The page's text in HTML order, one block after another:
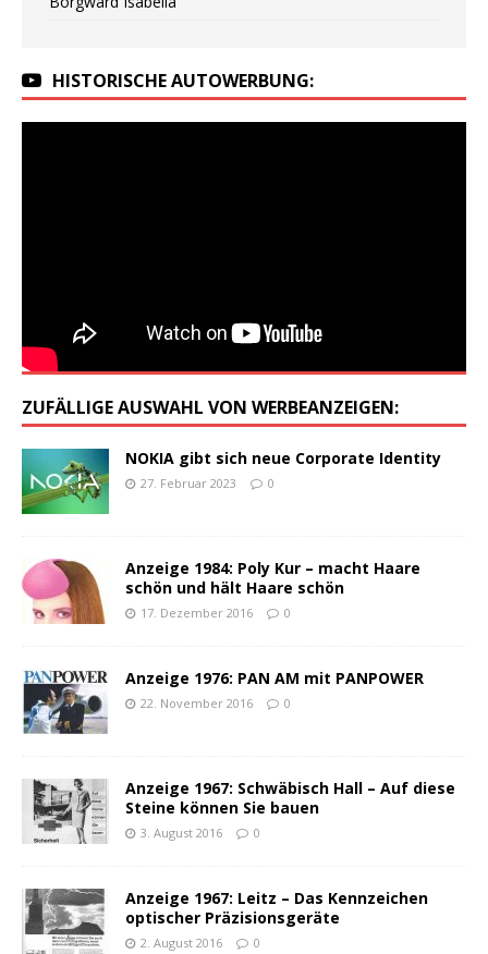
HISTORISCHE AUTOWERBUNG:
ZUFÄLLIGE AUSWAHL VON WERBEANZEIGEN:
NOKIA gibt sich neue Corporate Identity
27. Februar 2023 0
Anzeige 1984: Poly Kur – macht Haare
schön und hält Haare schön
17. Dezember 2016 0
Anzeige 1976: PAN AM mit PANPOWER
22. November 2016 0
Anzeige 1967: Schwäbisch Hall – Auf diese
Steine können Sie bauen
3. August 2016 0
Anzeige 1967: Leitz – Das Kennzeichen
optischer Präzisionsgeräte
2. August 2016 0